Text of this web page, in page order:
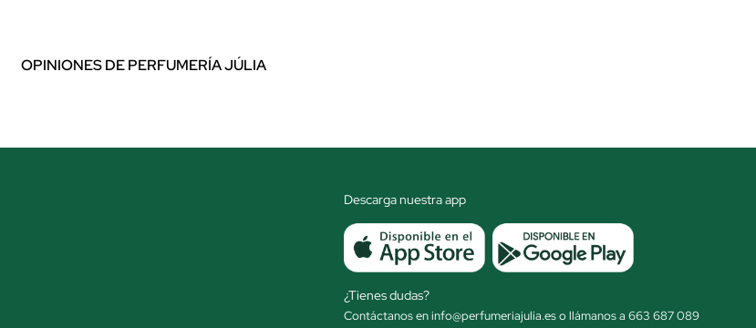
OPINIONES DE PERFUMERÍA JÚLIA
Descarga nuestra app
¿Tienes dudas?
Contáctanos en info@perfumeriajulia.es o llámanos a 663 687 089